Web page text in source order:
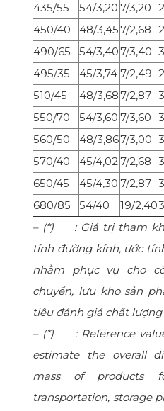
435/55
54/3,20 7/3,20
450/40
48/3,457/2,68
490/65
54/3,407/3,40
495/35
45/3,74 7/2,49
510/45
48/3,687/2,87
550/70
54/3,60 7/3,60
560/50
48/3,867/3,00
570/40
45/4,027/2,68
650/45
45/4,30 7/2,87
680/85
54/40 19/2,40
– (*) : Giá trị tham
tính đường kính, ước
nhằm phục vụ cho
chuyển, lưu kho sản
tiêu đánh giá chất
– (*) :Reference
estimate the overall
mass of products
transportation, storage